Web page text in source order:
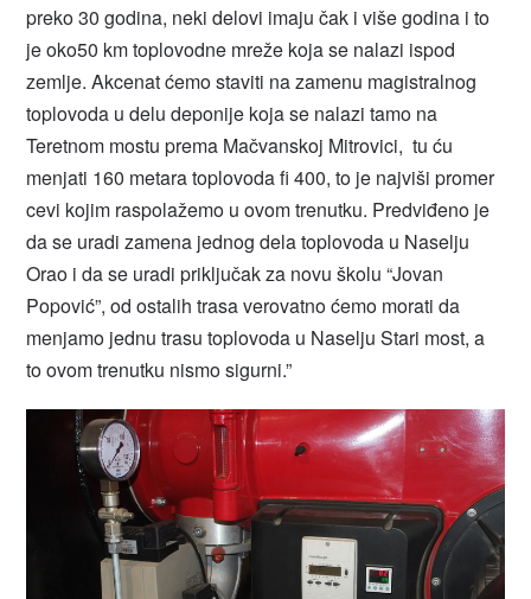
preko 30 godina, neki delovi imaju čak i više godina i to
je oko50 km toplovodne mreže koja se nalazi ispod
zemlje. Akcenat ćemo staviti na zamenu magistralnog
toplovoda u delu deponije koja se nalazi tamo na
Teretnom mostu prema Mačvanskoj Mitrovici, tu ću
menjati 160 metara toplovoda fi 400, to je najviši promer
cevi kojim raspolažemo u ovom trenutku. Predviđeno je
da se uradi zamena jednog dela toplovoda u Naselju
Orao i da se uradi priključak za novu školu “Jovan
Popović”, od ostalih trasa verovatno ćemo morati da
menjamo jednu trasu toplovoda u Naselju Stari most, a
to ovom trenutku nismo sigurni.”